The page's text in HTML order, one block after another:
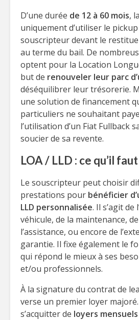
D’une durée de 12 à 60 mois,
uniquement d’utiliser le
souscripteur devant le
au terme du bail. De
optent pour la Location
but de renouveler leur parc
déséquilibrer leur trésorerie.
une solution de financement
particuliers ne souhaitant
l’utilisation d’un Fiat Fullback
soucier de sa revente.
LOA / LLD : ce qu’il
Le souscripteur peut choisir
prestations pour bénéficier
LLD personnalisée. Il s’agit de
véhicule, de la maintenance,
l’assistance, ou encore de
garantie. Il fixe également le
qui répond le mieux à ses
et/ou professionnels.
À la signature du contrat de
verse un premier loyer
s’acquitter de loyers